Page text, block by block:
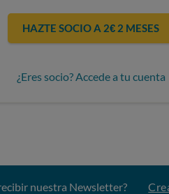
HAZTE SOCIO A 2€ 2 MESES
¿Eres socio? Accede a tu cuenta
nuestra Newsletter?